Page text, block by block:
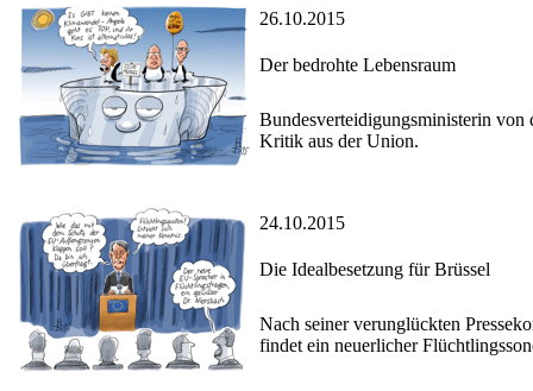
26.10.2015
Der bedrohte Lebensraum
Bundesverteidigungsministerin
Kritik aus der Union.
24.10.2015
Die Idealbesetzung für Brüssel
Nach seiner verunglückten
findet ein neuerlicher